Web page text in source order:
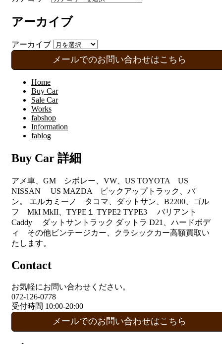
アーカイブ
アーカイブ
メールでのお問い合わせはこちら
Home
Buy Car
Sale Car
Works
fabshop
Information
fablog
Buy Car 詳細
アメ車、GM シボレー、VW、US TOYOTA US
NISSAN US MAZDA ピックアップトラック、バ
ン。 エルカミーノ タコマ、ダットサン、B2200、ゴル
フ MkI MkII、TYPE１ TYPE2 TYPE3 バリアント
Caddy ダットサントラック ダットラ D21、ハードボデ
ィ その他ビンテージカー、クラシックカー高額買取い
たします。
Contact
お気軽にお問い合わせください。
072-126-0778
受付時間 10:00-20:00
メールでのお問い合わせはこちら